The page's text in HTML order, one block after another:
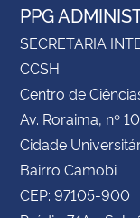
PPG
SECRETARIA
CCSH
Centro de
Av. Roraima, nº
Cidade
Bairro Camobi
CEP: 97105-900